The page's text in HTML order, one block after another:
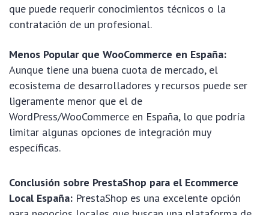
que puede requerir conocimientos técnicos o la
contratación de un profesional.
Menos Popular que WooCommerce en España:
Aunque tiene una buena cuota de mercado, el
ecosistema de desarrolladores y recursos puede ser
ligeramente menor que el de
WordPress/WooCommerce en España, lo que podría
limitar algunas opciones de integración muy
específicas.
Conclusión sobre PrestaShop para el Ecommerce
Local España: PrestaShop es una excelente opción